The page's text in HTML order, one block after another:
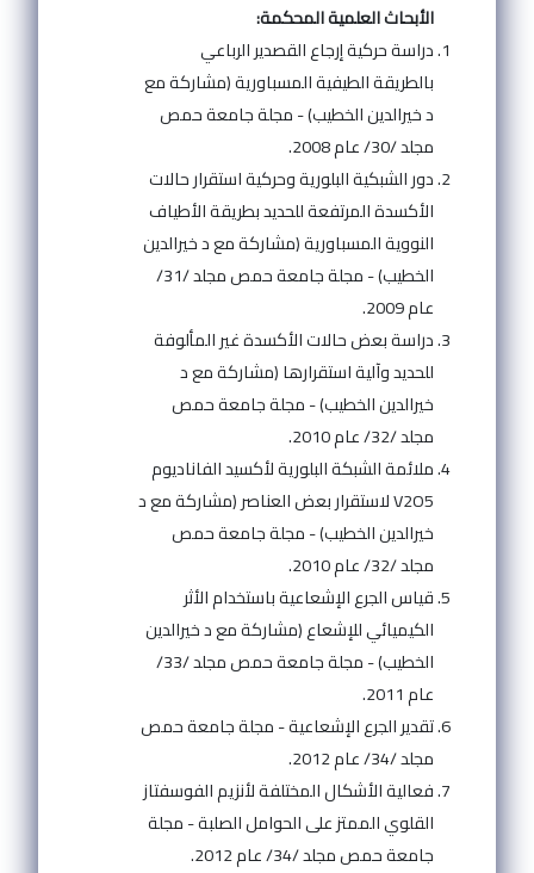
الأبحاث العلمية المحكمة:
دراسة حركية إرجاع القصدير الرباعي
بالطريقة الطيفية المسباورية (مشاركة مع
د خيرالدين الخطيب) - مجلة جامعة حمص
مجلد /30/ عام 2008.
دور الشبكية البلورية وحركية استقرار حالات
الأكسدة المرتفعة للحديد بطريقة الأطياف
النووية المسباورية (مشاركة مع د خيرالدين
الخطيب) - مجلة جامعة حمص مجلد /31/
عام 2009.
دراسة بعض حالات الأكسدة غير المألوفة
للحديد وآلية استقرارها (مشاركة مع د
خيرالدين الخطيب) - مجلة جامعة حمص
مجلد /32/ عام 2010.
ملائمة الشبكة البلورية لأكسيد الفاناديوم
V2O5 لاستقرار بعض العناصر (مشاركة مع د
خيرالدين الخطيب) - مجلة جامعة حمص
مجلد /32/ عام 2010.
قياس الجرع الإشعاعية باستخدام الأثر
الكيميائي للإشعاع (مشاركة مع د خيرالدين
الخطيب) - مجلة جامعة حمص مجلد /33/
عام 2011.
تقدير الجرع الإشعاعية - مجلة جامعة حمص
مجلد /34/ عام 2012.
فعالية الأشكال المختلفة لأنزيم الفوسفتاز
القلوي الممتز على الحوامل الصلبة - مجلة
جامعة حمص مجلد /34/ عام 2012.